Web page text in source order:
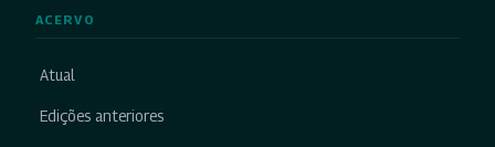
ACERVO
Atual
Edições anteriores